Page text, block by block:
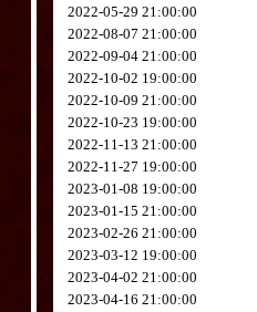
2022-05-29 21:00:00
2022-08-07 21:00:00
2022-09-04 21:00:00
2022-10-02 19:00:00
2022-10-09 21:00:00
2022-10-23 19:00:00
2022-11-13 21:00:00
2022-11-27 19:00:00
2023-01-08 19:00:00
2023-01-15 21:00:00
2023-02-26 21:00:00
2023-03-12 19:00:00
2023-04-02 21:00:00
2023-04-16 21:00:00